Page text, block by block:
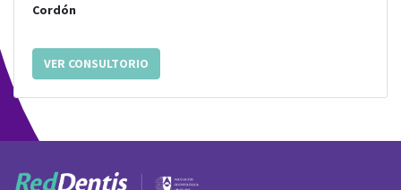
Cordón
VER CONSULTORIO